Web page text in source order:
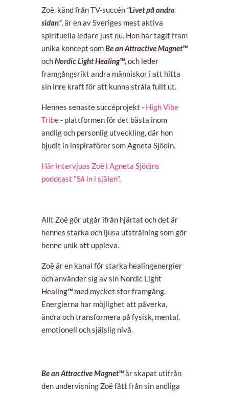
Zoë, känd från TV-succén“Livet på andra
sidan”, är en av Sveriges mest aktiva
spirituella ledare just nu. Hon har tagit fram
unika koncept somBe an Attractive Magnet™
ochNordic Light Healing™, och leder
framgångsrikt andra människor i att hitta
sin inre kraft för att kunna stråla fullt ut.
Hennes senaste succéprojekt - High Vibe
Tribe- plattformen för det bästa inom
andlig och personlig utveckling, där hon
bjudit in inspiratörer som Agneta Sjödin.
Här intervjuas Zoë i Agneta Sjödins
poddcast "Så in i själen".
Allt Zoë gör utgår ifrån hjärtat och det är
hennes starka och ljusa utstrålning som gör
henne unik att uppleva.
Zoë är en kanal för starka healingenergier
och använder sig av sin Nordic Light
Healing™med mycket stor framgång.
Energierna har möjlighet att påverka,
ändra och transformera på fysisk, mental,
emotionell och själslig nivå.
Be an Attractive Magnet™är skapat utifrån
den undervisning Zoë fått från sin andliga